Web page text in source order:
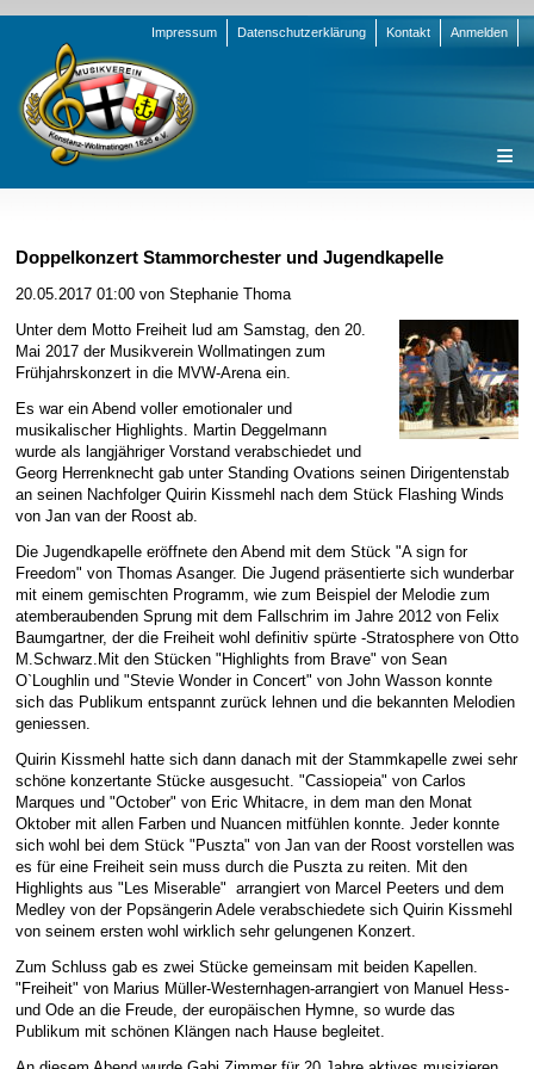
Navigation
Impressum Datenschutzerklärung Kontakt Anmelden
Verein
Vorstand
Team Jugend
Funktionsträger
Satzung/Ordnungen
Formulare
Orchester
Stammorchester
Jugendkapelle
Instrumenten-Serie
Nachrichten
Startseite
Stammorchester
Jugendkapelle
Interne Infos
Newsletter
E-Mail Strato
HiDrive Strato
Termine
Presse
Jahr 2000 - 2004
Jahr 2005 - 2009
Jahr 2010 - 2014
Jahr 2015 - 2019
Jahr 2020 bis
Geschichte
Bilder
Stammorchester
Jugendausbildung
Chronik
Vorstände
Dirigenten
Sponsoren
Doppelkonzert Stammorchester und Jugendkapelle
20.05.2017 01:00 von Stephanie Thoma
Unter dem Motto Freiheit lud am Samstag, den 20.
Mai 2017 der Musikverein Wollmatingen zum
Frühjahrskonzert in die MVW-Arena ein.
Es war ein Abend voller emotionaler und
musikalischer Highlights. Martin Deggelmann
wurde als langjähriger Vorstand verabschiedet und
Georg Herrenknecht gab unter Standing Ovations seinen Dirigentenstab
an seinen Nachfolger Quirin Kissmehl nach dem Stück Flashing Winds
von Jan van der Roost ab.
Die Jugendkapelle eröffnete den Abend mit dem Stück "A sign for
Freedom" von Thomas Asanger. Die Jugend präsentierte sich wunderbar
mit einem gemischten Programm, wie zum Beispiel der Melodie zum
atemberaubenden Sprung mit dem Fallschrim im Jahre 2012 von Felix
Baumgartner, der die Freiheit wohl definitiv spürte -Stratosphere von Otto
M.Schwarz.Mit den Stücken "Highlights from Brave" von Sean
O`Loughlin und "Stevie Wonder in Concert" von John Wasson konnte
sich das Publikum entspannt zurück lehnen und die bekannten Melodien
geniessen.
Quirin Kissmehl hatte sich dann danach mit der Stammkapelle zwei sehr
schöne konzertante Stücke ausgesucht. "Cassiopeia" von Carlos
Marques und "October" von Eric Whitacre, in dem man den Monat
Oktober mit allen Farben und Nuancen mitfühlen konnte. Jeder konnte
sich wohl bei dem Stück "Puszta" von Jan van der Roost vorstellen was
es für eine Freiheit sein muss durch die Puszta zu reiten. Mit den
Highlights aus "Les Miserable" arrangiert von Marcel Peeters und dem
Medley von der Popsängerin Adele verabschiedete sich Quirin Kissmehl
von seinem ersten wohl wirklich sehr gelungenen Konzert.
Zum Schluss gab es zwei Stücke gemeinsam mit beiden Kapellen.
"Freiheit" von Marius Müller-Westernhagen-arrangiert von Manuel Hess-
und Ode an die Freude, der europäischen Hymne, so wurde das
Publikum mit schönen Klängen nach Hause begleitet.